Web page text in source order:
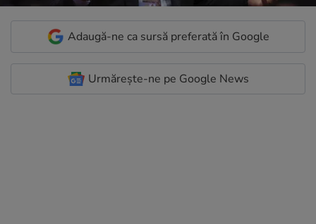
Adaugă-ne ca sursă preferată în Google
Urmărește-ne pe Google News